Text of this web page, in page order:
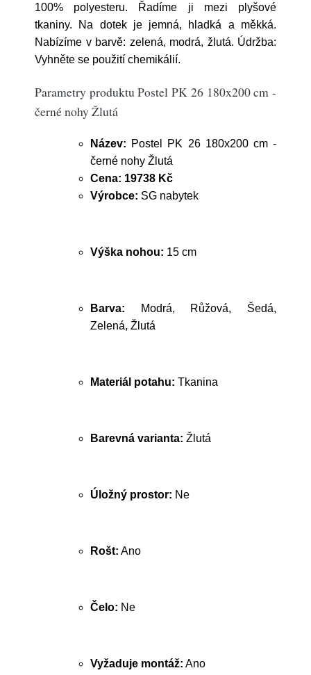
100% polyesteru. Řadíme ji mezi plyšové
tkaniny. Na dotek je jemná, hladká a měkká.
Nabízíme v barvě: zelená, modrá, žlutá. Údržba:
Vyhněte se použití chemikálií.
Parametry produktu Postel PK 26 180x200 cm -
černé nohy Žlutá
Název: Postel PK 26 180x200 cm -
černé nohy Žlutá
Cena: 19738 Kč
Výrobce: SG nabytek
Výška nohou: 15 cm
Barva: Modrá, Růžová, Šedá,
Zelená, Žlutá
Materiál potahu: Tkanina
Barevná varianta: Žlutá
Úložný prostor: Ne
Rošt: Ano
Čelo: Ne
Vyžaduje montáž: Ano